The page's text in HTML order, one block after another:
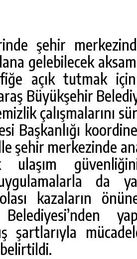
şehir
gelebilecek
açık tutmak
Büyükşehir
çalışmalarını
Başkanlığı
şehir merkezinde
ulaşım
da
kazaların
şartlarıyla
GÜNLÜK HABER AKIŞI
KIZ KUR’AN KURSU
DARENDE GEZISI.